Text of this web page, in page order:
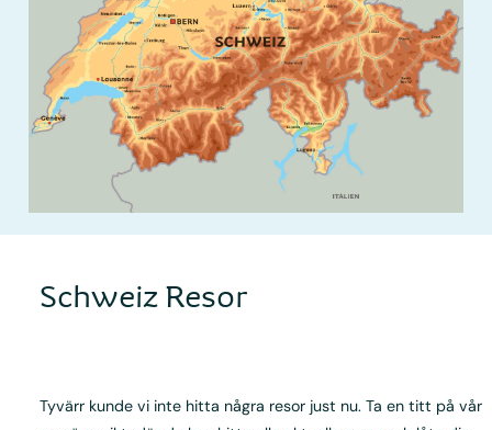
Schweiz Resor
Tyvärr kunde vi inte hitta några resor just nu. Ta en titt på vår